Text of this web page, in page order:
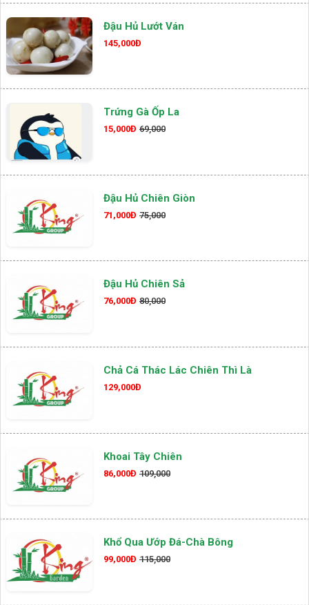
Đậu Hủ Lướt Ván
145,000Đ
Trứng Gà Ốp La
15,000Đ 69,000
Đậu Hủ Chiên Giòn
71,000Đ 75,000
Đậu Hủ Chiên Sả
76,000Đ 80,000
Chả Cá Thác Lác Chiên Thì Là
129,000Đ
Khoai Tây Chiên
86,000Đ 109,000
Khổ Qua Ướp Đá-Chà Bông
99,000Đ 115,000